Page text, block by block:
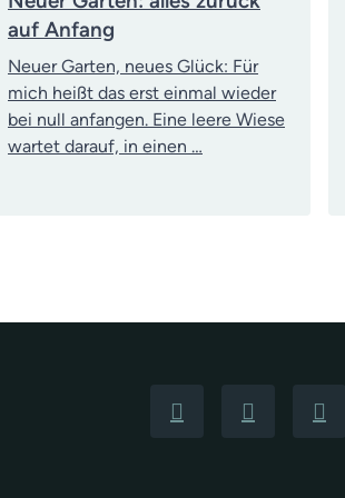
auf Anfang
Neuer Garten, neues Glück: Für
mich heißt das erst einmal wieder
bei null anfangen. Eine leere Wiese
wartet darauf, in einen …